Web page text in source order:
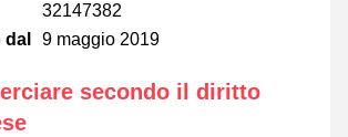
32147382
dal
9 maggio 2019
secondo il diritto